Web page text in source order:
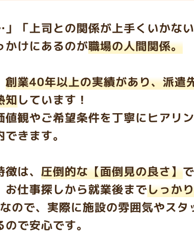
「上司との関係が上手くいかな
かけにあるのが職場の人間関係。
創業40年以上の実績があり、派遣
知しています！
観やご希望条件を丁寧にヒアリ
きます。
は、 圧倒的な【面倒見の良さ】
お仕事探しから就業後までしっか
なので、実際に施設の雰囲気やス
で安心です。